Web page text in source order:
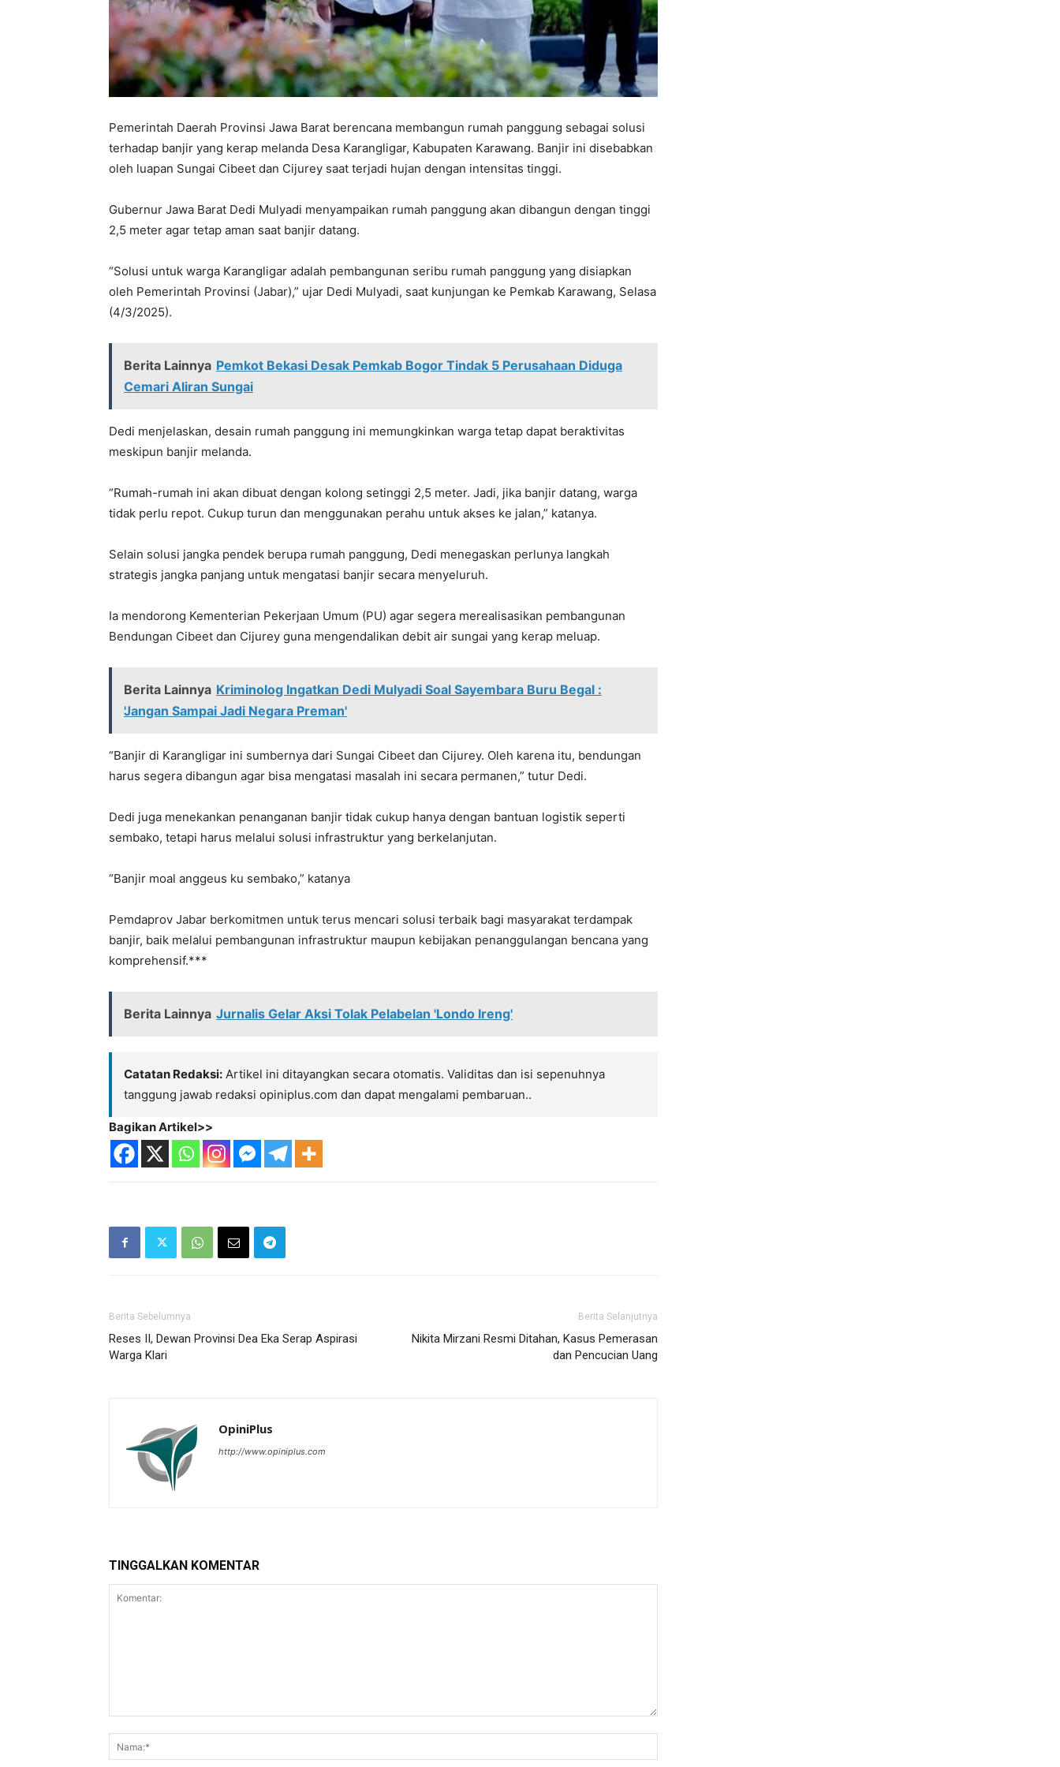
Pemerintah Daerah Provinsi Jawa Barat berencana membangun rumah panggung sebagai solusi
terhadap banjir yang kerap melanda Desa Karangligar, Kabupaten Karawang. Banjir ini disebabkan
oleh luapan Sungai Cibeet dan Cijurey saat terjadi hujan dengan intensitas tinggi.
Gubernur Jawa Barat Dedi Mulyadi menyampaikan rumah panggung akan dibangun dengan tinggi
2,5 meter agar tetap aman saat banjir datang.
“Solusi untuk warga Karangligar adalah pembangunan seribu rumah panggung yang disiapkan
oleh Pemerintah Provinsi (Jabar),” ujar Dedi Mulyadi, saat kunjungan ke Pemkab Karawang, Selasa
(4/3/2025).
Berita Lainnya Pemkot Bekasi Desak Pemkab Bogor Tindak 5 Perusahaan Diduga
Cemari Aliran Sungai
Dedi menjelaskan, desain rumah panggung ini memungkinkan warga tetap dapat beraktivitas
meskipun banjir melanda.
“Rumah-rumah ini akan dibuat dengan kolong setinggi 2,5 meter. Jadi, jika banjir datang, warga
tidak perlu repot. Cukup turun dan menggunakan perahu untuk akses ke jalan,” katanya.
Selain solusi jangka pendek berupa rumah panggung, Dedi menegaskan perlunya langkah
strategis jangka panjang untuk mengatasi banjir secara menyeluruh.
Ia mendorong Kementerian Pekerjaan Umum (PU) agar segera merealisasikan pembangunan
Bendungan Cibeet dan Cijurey guna mengendalikan debit air sungai yang kerap meluap.
Berita Lainnya Kriminolog Ingatkan Dedi Mulyadi Soal Sayembara Buru Begal :
'Jangan Sampai Jadi Negara Preman'
“Banjir di Karangligar ini sumbernya dari Sungai Cibeet dan Cijurey. Oleh karena itu, bendungan
harus segera dibangun agar bisa mengatasi masalah ini secara permanen,” tutur Dedi.
Dedi juga menekankan penanganan banjir tidak cukup hanya dengan bantuan logistik seperti
sembako, tetapi harus melalui solusi infrastruktur yang berkelanjutan.
“Banjir moal anggeus ku sembako,” katanya
Pemdaprov Jabar berkomitmen untuk terus mencari solusi terbaik bagi masyarakat terdampak
banjir, baik melalui pembangunan infrastruktur maupun kebijakan penanggulangan bencana yang
komprehensif.***
Berita Lainnya Jurnalis Gelar Aksi Tolak Pelabelan 'Londo Ireng'
Catatan Redaksi: Artikel ini ditayangkan secara otomatis. Validitas dan isi sepenuhnya
tanggung jawab redaksi opiniplus.com dan dapat mengalami pembaruan..
Bagikan Artikel>>
Berita Sebelumnya
Reses II, Dewan Provinsi Dea Eka Serap Aspirasi
Warga Klari
Berita Selanjutnya
Nikita Mirzani Resmi Ditahan, Kasus Pemerasan
dan Pencucian Uang
OpiniPlus
http://www.opiniplus.com
TINGGALKAN KOMENTAR